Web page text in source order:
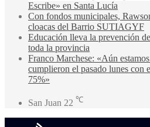
Escribe» en Santa Lucía
Con fondos municipales,
cloacas del Barrio SUTIAGYF
Educación lleva la prevención
toda la provincia
Franco Marchese: «Aún
cumplieron el pasado lunes con
75%»
San Juan 22 ℃